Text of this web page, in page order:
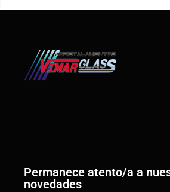
Permanece atento/a a
novedades